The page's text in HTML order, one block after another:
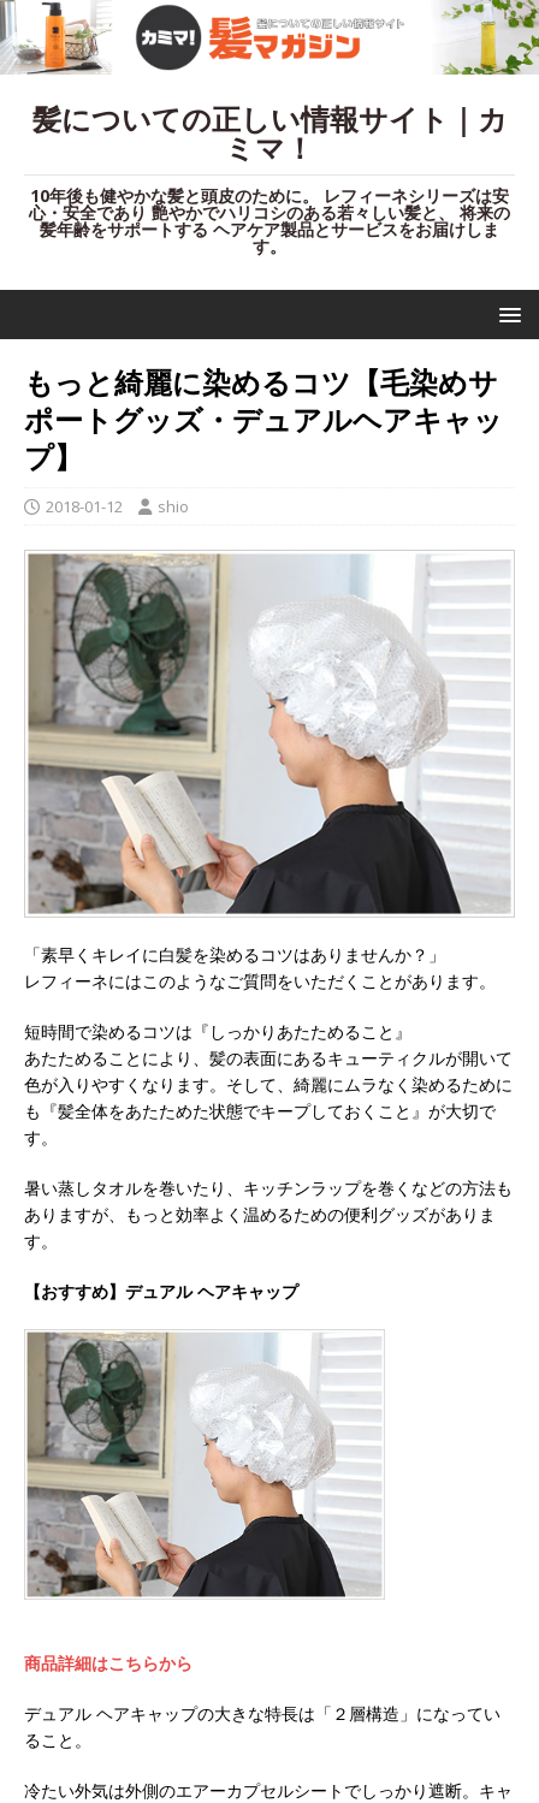
髪についての正しい情報サイト｜カ
ミマ！
10年後も健やかな髪と頭皮のために。 レフィーネシリーズは安
心・安全であり 艶やかでハリコシのある若々しい髪と、 将来の
髪年齢をサポートする ヘアケア製品とサービスをお届けしま
す。
もっと綺麗に染めるコツ【毛染めサ
ポートグッズ・デュアルヘアキャッ
プ】
2018-01-12 shio
「素早くキレイに白髪を染めるコツはありませんか？」
レフィーネにはこのようなご質問をいただくことがあります。
短時間で染めるコツは『しっかりあたためること』
あたためることにより、髪の表面にあるキューティクルが開いて
色が入りやすくなります。そして、綺麗にムラなく染めるために
も『髪全体をあたためた状態でキープしておくこと』が大切で
す。
暑い蒸しタオルを巻いたり、キッチンラップを巻くなどの方法も
ありますが、もっと効率よく温めるための便利グッズがありま
す。
【おすすめ】デュアル ヘアキャップ
商品詳細はこちらから
デュアル ヘアキャップの大きな特長は「２層構造」になってい
ること。
冷たい外気は外側のエアーカプセルシートでしっかり遮断。キャ